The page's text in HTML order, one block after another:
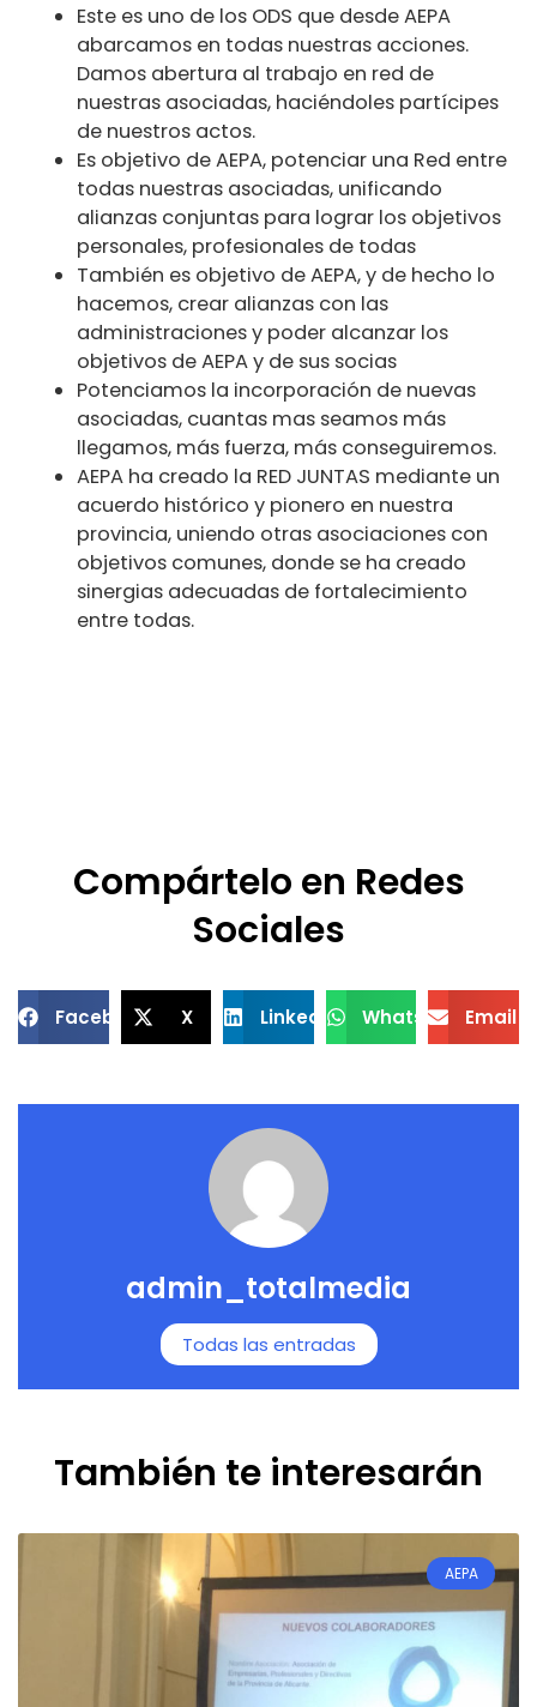
Este es uno de los ODS que desde AEPA
abarcamos en todas nuestras acciones.
Damos abertura al trabajo en red de
nuestras asociadas, haciéndoles partícipes
de nuestros actos.
Es objetivo de AEPA, potenciar una Red entre
todas nuestras asociadas, unificando
alianzas conjuntas para lograr los objetivos
personales, profesionales de todas
También es objetivo de AEPA, y de hecho lo
hacemos, crear alianzas con las
administraciones y poder alcanzar los
objetivos de AEPA y de sus socias
Potenciamos la incorporación de nuevas
asociadas, cuantas mas seamos más
llegamos, más fuerza, más conseguiremos.
AEPA ha creado la RED JUNTAS mediante un
acuerdo histórico y pionero en nuestra
provincia, uniendo otras asociaciones con
objetivos comunes, donde se ha creado
sinergias adecuadas de fortalecimiento
entre todas.
Compártelo en Redes
Sociales
Facebook X LinkedIn WhatsApp Email
admin_totalmedia
Todas las entradas
También te interesarán
AEPA